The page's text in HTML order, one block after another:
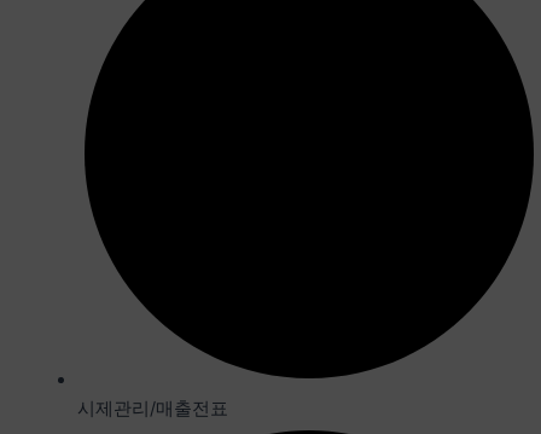
시제관리/매출전표